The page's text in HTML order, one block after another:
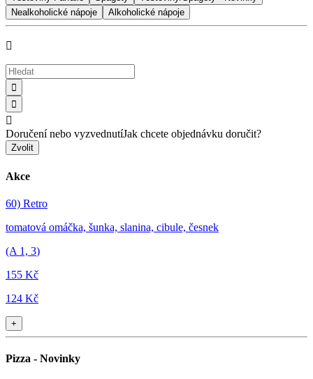
Nealkoholické nápoje
Alkoholické nápoje




Doručení nebo vyzvednutíJak chcete objednávku doručit?
Zvolit
Akce
60) Retro
tomatová omáčka, šunka, slanina, cibule, česnek
(A 1, 3)
155 Kč
124 Kč
+
Pizza - Novinky